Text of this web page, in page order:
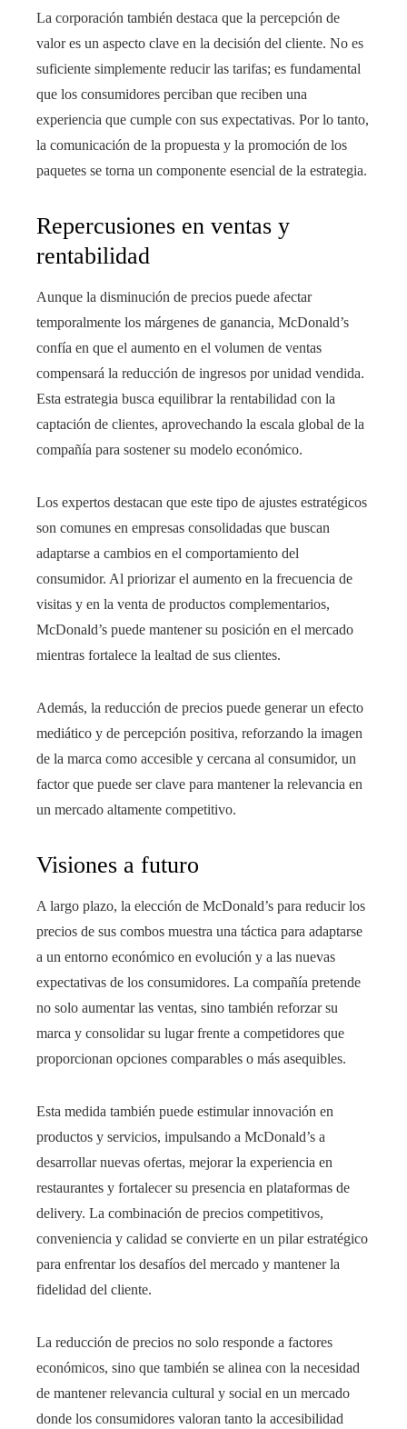
La corporación también destaca que la percepción de
valor es un aspecto clave en la decisión del cliente. No es
suficiente simplemente reducir las tarifas; es fundamental
que los consumidores perciban que reciben una
experiencia que cumple con sus expectativas. Por lo tanto,
la comunicación de la propuesta y la promoción de los
paquetes se torna un componente esencial de la estrategia.
Repercusiones en ventas y
rentabilidad
Aunque la disminución de precios puede afectar
temporalmente los márgenes de ganancia, McDonald’s
confía en que el aumento en el volumen de ventas
compensará la reducción de ingresos por unidad vendida.
Esta estrategia busca equilibrar la rentabilidad con la
captación de clientes, aprovechando la escala global de la
compañía para sostener su modelo económico.
Los expertos destacan que este tipo de ajustes estratégicos
son comunes en empresas consolidadas que buscan
adaptarse a cambios en el comportamiento del
consumidor. Al priorizar el aumento en la frecuencia de
visitas y en la venta de productos complementarios,
McDonald’s puede mantener su posición en el mercado
mientras fortalece la lealtad de sus clientes.
Además, la reducción de precios puede generar un efecto
mediático y de percepción positiva, reforzando la imagen
de la marca como accesible y cercana al consumidor, un
factor que puede ser clave para mantener la relevancia en
un mercado altamente competitivo.
Visiones a futuro
A largo plazo, la elección de McDonald’s para reducir los
precios de sus combos muestra una táctica para adaptarse
a un entorno económico en evolución y a las nuevas
expectativas de los consumidores. La compañía pretende
no solo aumentar las ventas, sino también reforzar su
marca y consolidar su lugar frente a competidores que
proporcionan opciones comparables o más asequibles.
Esta medida también puede estimular innovación en
productos y servicios, impulsando a McDonald’s a
desarrollar nuevas ofertas, mejorar la experiencia en
restaurantes y fortalecer su presencia en plataformas de
delivery. La combinación de precios competitivos,
conveniencia y calidad se convierte en un pilar estratégico
para enfrentar los desafíos del mercado y mantener la
fidelidad del cliente.
La reducción de precios no solo responde a factores
económicos, sino que también se alinea con la necesidad
de mantener relevancia cultural y social en un mercado
donde los consumidores valoran tanto la accesibilidad